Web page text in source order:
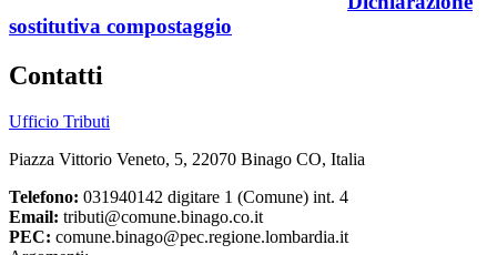
sostitutiva compostaggio
Contatti
Ufficio Tributi
Piazza Vittorio Veneto, 5, 22070 Binago CO, Italia
Telefono: 031940142 digitare 1 (Comune) int. 4
Email: tributi@comune.binago.co.it
PEC: comune.binago@pec.regione.lombardia.it